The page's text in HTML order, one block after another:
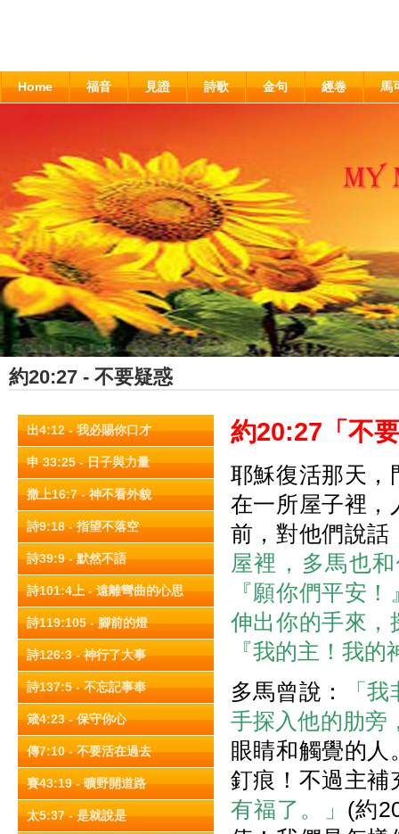
Home 福音 見證 詩歌 金句 經卷 馬
約20:27 - 不要疑惑
出4:12 - 我必賜你口才
申 33:25 - 日子與力量
撒上16:7 - 神不看外貌
詩9:18 - 指望不落空
詩39:9 - 默然不語
詩101:4上 - 遠離彎曲的心思
詩119:105 - 腳前的燈
詩126:3 - 神行了大事
詩137:5 - 不忘記事奉
箴4:23 - 保守你心
傳7:10 - 不要活在過去
賽43:19 - 曠野開道路
太5:37 - 是就說是
約20:27 「不
耶穌復活那天，
在一所屋子裡，
前，對他們說話
屋裡，多馬也
『願你們平安
伸出你的手來，
『我的主！我的
多馬曾說：
「
手探入他的肋旁
眼睛和觸覺的
釘痕！不過主補
有福了。」 (約